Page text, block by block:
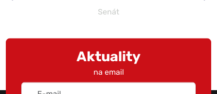
Senát
Aktuality
na email